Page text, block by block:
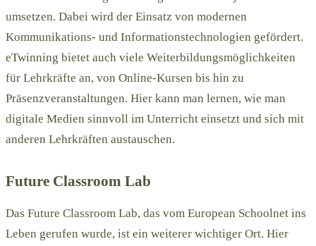
umsetzen. Dabei wird der Einsatz von modernen
Kommunikations- und Informationstechnologien gefördert.
eTwinning bietet auch viele Weiterbildungsmöglichkeiten
für Lehrkräfte an, von Online-Kursen bis hin zu
Präsenzveranstaltungen. Hier kann man lernen, wie man
digitale Medien sinnvoll im Unterricht einsetzt und sich mit
anderen Lehrkräften austauschen.
Future Classroom Lab
Das Future Classroom Lab, das vom European Schoolnet ins
Leben gerufen wurde, ist ein weiterer wichtiger Ort. Hier